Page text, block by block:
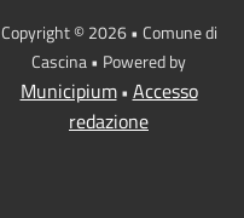
Copyright © 2026 • Comune di
Cascina • Powered by
Municipium• Accesso
redazione